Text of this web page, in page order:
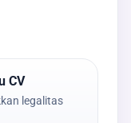
CV
legalitas